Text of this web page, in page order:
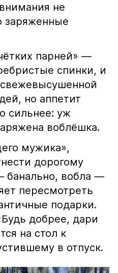
не
заряженные
парней» —
спинки, и
но аппетит
сильнее: уж
воблёшка.
мужика»,
дорогому
банально, вобла —
пересмотреть
подарки.
добрее, дари
на стол к
в отпуск.